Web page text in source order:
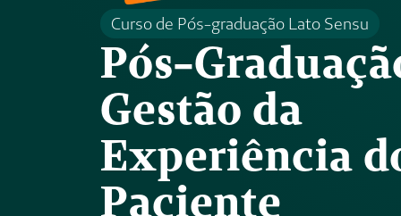
Curso de Pós-graduação Lato Sensu
Pós-
Gestão da
Experiência
Paciente